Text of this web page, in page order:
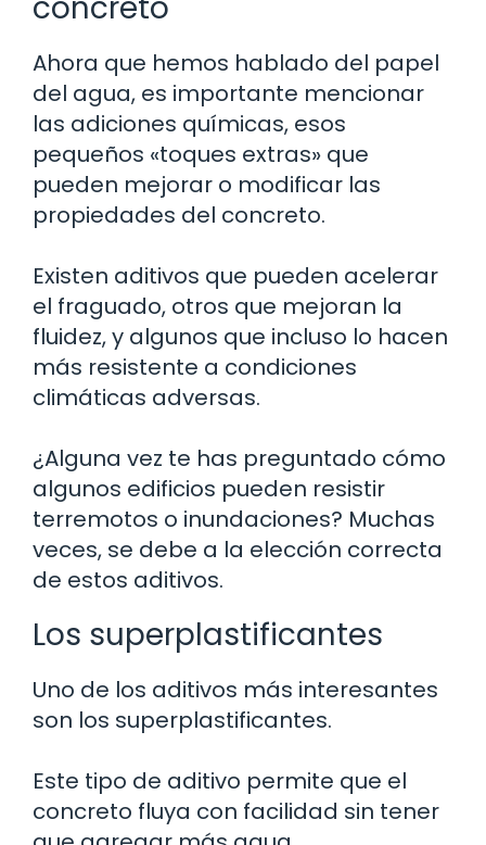
Ahora que hemos hablado del papel
del agua, es importante mencionar
las adiciones químicas, esos
pequeños «toques extras» que
pueden mejorar o modificar las
propiedades del concreto.
Existen aditivos que pueden acelerar
el fraguado, otros que mejoran la
fluidez, y algunos que incluso lo hacen
más resistente a condiciones
climáticas adversas.
¿Alguna vez te has preguntado cómo
algunos edificios pueden resistir
terremotos o inundaciones? Muchas
veces, se debe a la elección correcta
de estos aditivos.
Los superplastificantes
Uno de los aditivos más interesantes
son los superplastificantes.
Este tipo de aditivo permite que el
concreto fluya con facilidad sin tener